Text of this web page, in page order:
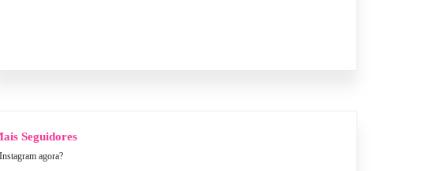
Seguidores
agora?